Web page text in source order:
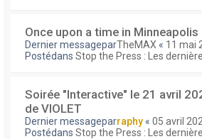
Once upon a time in Minneapolis
Dernier messageparTheMAX « 11 mai
Postédans Stop the Press : Les
Soirée "Interactive" le 21 avril
de VIOLET
Dernier messageparraphy « 05 avril
Postédans Stop the Press : Les